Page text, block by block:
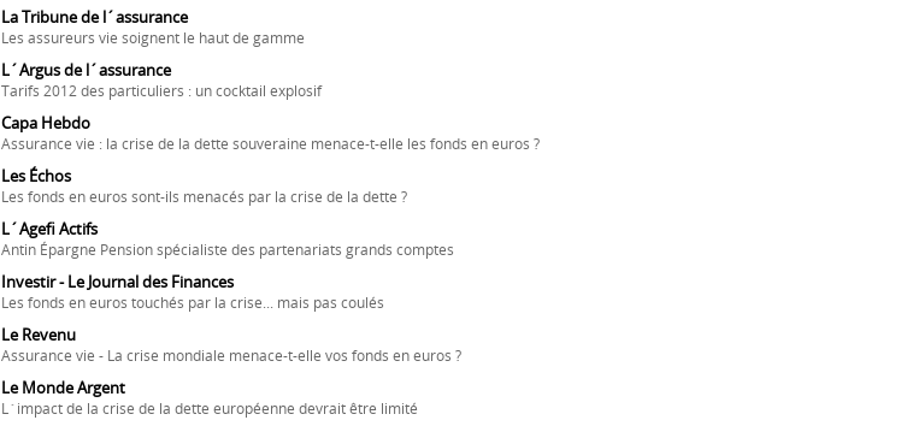
La Tribune de l´assurance
Les assureurs vie soignent le haut de gamme
L´Argus de l´assurance
Tarifs 2012 des particuliers : un cocktail explosif
Capa Hebdo
Assurance vie : la crise de la dette souveraine menace-t-elle les fonds en euros ?
Les Échos
Les fonds en euros sont-ils menacés par la crise de la dette ?
L´Agefi Actifs
Antin Épargne Pension spécialiste des partenariats grands comptes
Investir - Le Journal des Finances
Les fonds en euros touchés par la crise... mais pas coulés
Le Revenu
Assurance vie - La crise mondiale menace-t-elle vos fonds en euros ?
Le Monde Argent
L´impact de la crise de la dette européenne devrait être limité